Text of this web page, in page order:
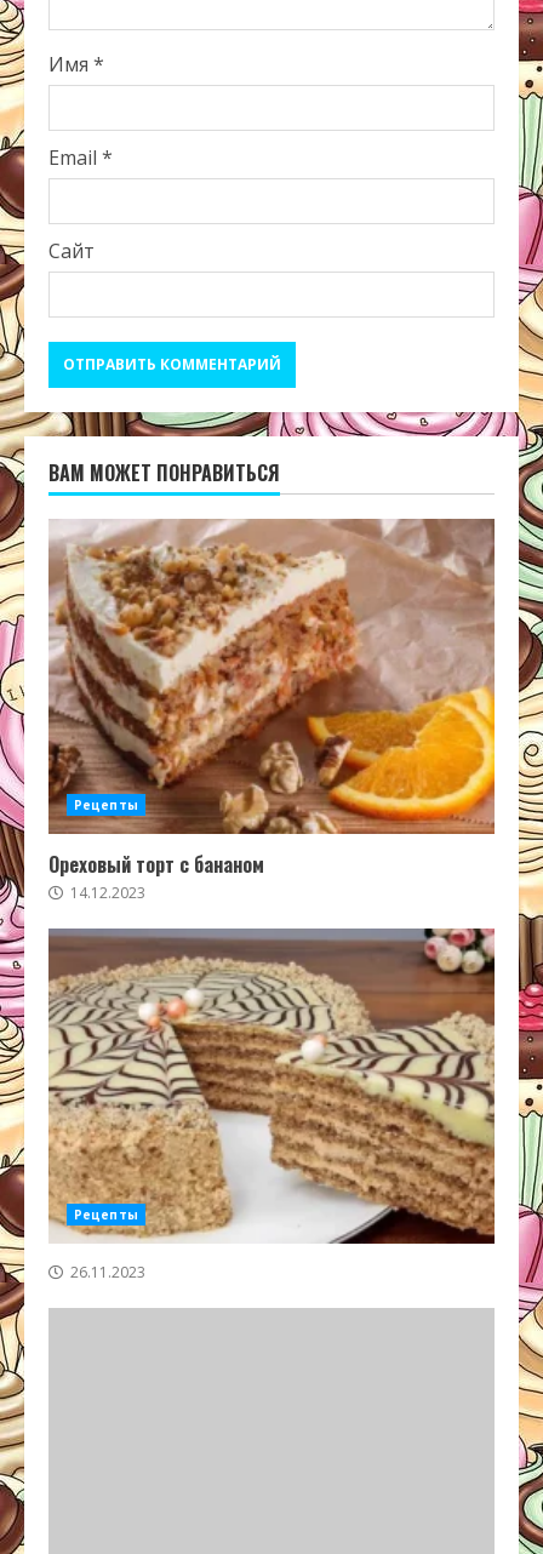
Имя *
Email *
Сайт
ВАМ МОЖЕТ ПОНРАВИТЬСЯ
Рецепты
Ореховый торт с бананом
14.12.2023
Рецепты
26.11.2023